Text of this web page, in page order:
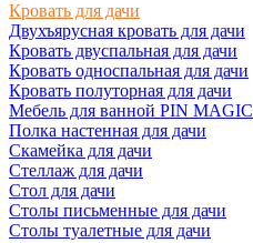
Кровать для дачи
Двухъярусная кровать для дачи
Кровать двуспальная для дачи
Кровать односпальная для дачи
Кровать полуторная для дачи
Мебель для ванной PIN MAGIC
Полка настенная для дачи
Скамейка для дачи
Стеллаж для дачи
Стол для дачи
Столы письменные для дачи
Столы туалетные для дачи